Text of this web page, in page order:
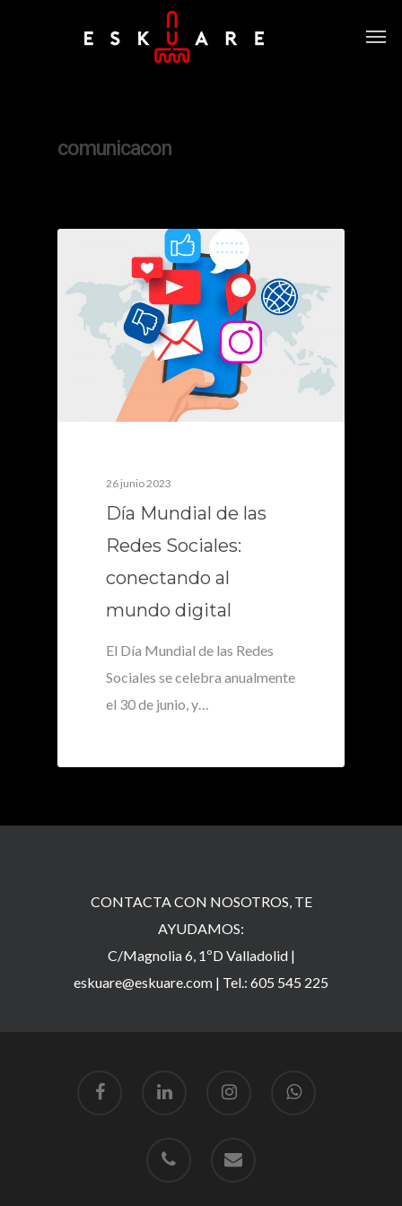
comunicacon
26 junio 2023
Día Mundial de las
Redes Sociales:
conectando al
mundo digital
El Día Mundial de las Redes
Sociales se celebra anualmente
el 30 de junio, y…
0
CONTACTA CON NOSOTROS, TE
AYUDAMOS:
C/Magnolia 6, 1ºD Valladolid |
eskuare@eskuare.com | Tel.: 605 545 225